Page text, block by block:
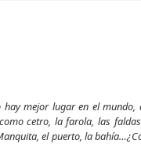
mejor lugar en el mundo,
cetro, la farola, las
el puerto, la